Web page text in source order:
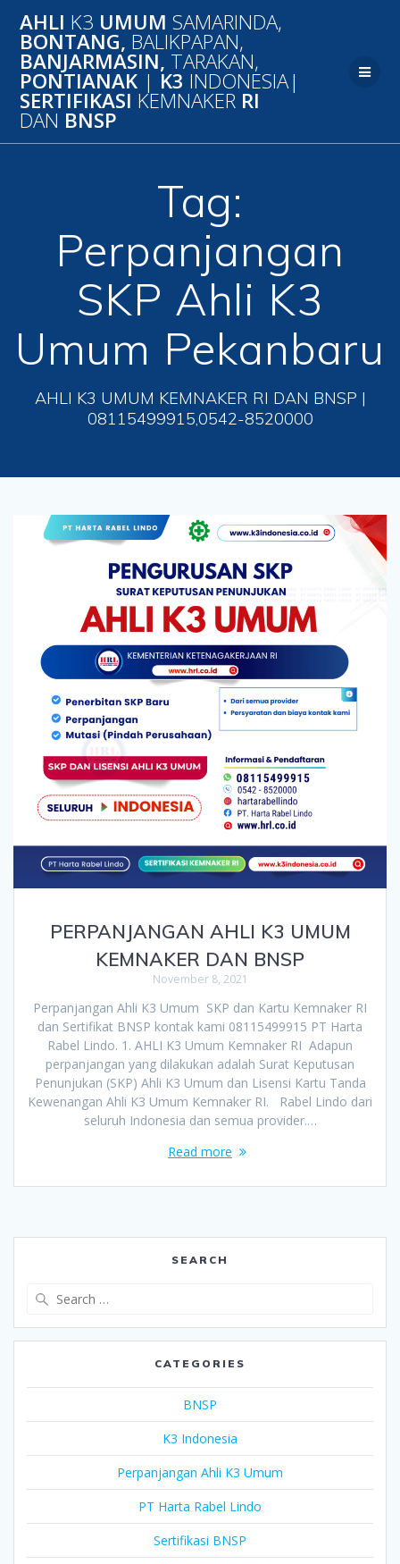
to
content
AHLI K3 UMUM SAMARINDA,
BONTANG, BALIKPAPAN,
BANJARMASIN, TARAKAN,
PONTIANAK | K3 INDONESIA|
SERTIFIKASI KEMNAKER RI
DAN BNSP
Tag:
Perpanjangan
SKP Ahli K3
Umum Pekanbaru
AHLI K3 UMUM KEMNAKER RI DAN BNSP |
08115499915,0542-8520000
PERPANJANGAN AHLI K3 UMUM
KEMNAKER DAN BNSP
November 8, 2021
Perpanjangan Ahli K3 Umum SKP dan Kartu Kemnaker RI
dan Sertifikat BNSP kontak kami 08115499915 PT Harta
Rabel Lindo. 1. AHLI K3 Umum Kemnaker RI Adapun
perpanjangan yang dilakukan adalah Surat Keputusan
Penunjukan (SKP) Ahli K3 Umum dan Lisensi Kartu Tanda
Kewenangan Ahli K3 Umum Kemnaker RI. Rabel Lindo dari
seluruh Indonesia dan semua provider.…
Read more
SEARCH
CATEGORIES
BNSP
K3 Indonesia
Perpanjangan Ahli K3 Umum
PT Harta Rabel Lindo
Sertifikasi BNSP